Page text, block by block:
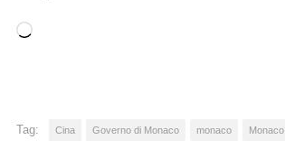
Caricamento
Tag: Cina Governo di Monaco monaco